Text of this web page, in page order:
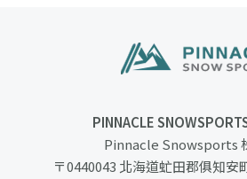
PINNACLE
Pinnacle Snowsports
〒0440043 北海道虻田郡俱知安